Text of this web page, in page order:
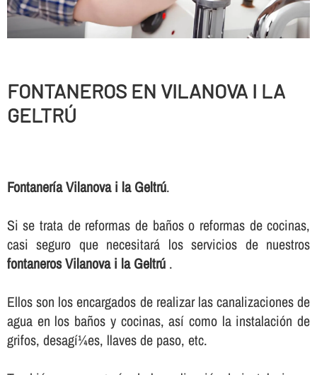
FONTANEROS EN VILANOVA I LA
GELTRÚ
Fontanerí­a Vilanova i la Geltrú.
Si se trata de reformas de baños o reformas de cocinas,
casi seguro que necesitará los servicios de nuestros
fontaneros Vilanova i la Geltrú.
Ellos son los encargados de realizar las canalizaciones de
agua en los baños y cocinas, así­ como la instalación de
grifos, desagí¼es, llaves de paso, etc.